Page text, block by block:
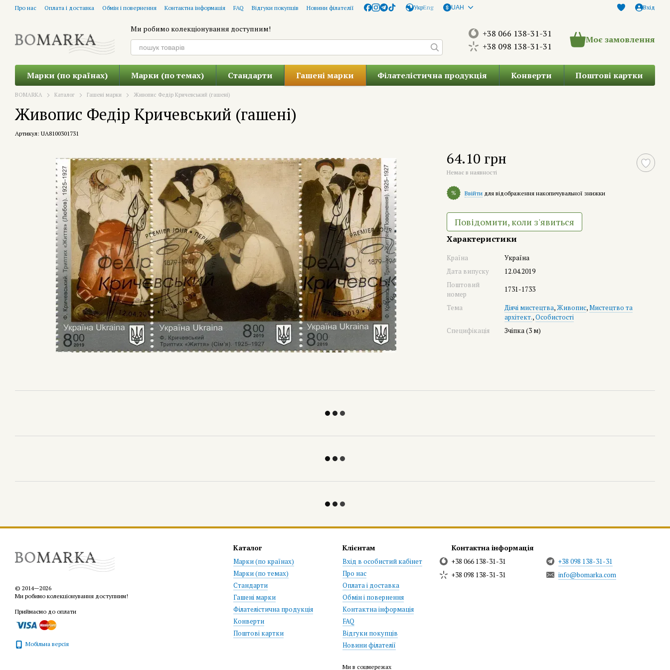
Перейти до основного контенту
Про нас Оплата і доставка Обмін і повернення Контактна інформація FAQ Відгуки покупців Новини філателії УкрEng UAH Вхід
Ми робимо колекціонування доступним!
+38 066 138-31-31
+38 098 138-31-31
Моє замовлення
Марки (по країнах) Марки (по темах) Стандарти Гашені марки Філателістична продукція Конверти Поштові картки
BOMARKA Каталог Гашені марки Живопис Федір Кричевський (гашені)
Живопис Федір Кричевський (гашені)
Артикул: UA8100301731
64.10 грн
Немає в наявності
% Ввійти для відображення накопичувальної знижки
Повідомити, коли з'явиться
Характеристики
Країна
Україна
Дата випуску
12.04.2019
Поштовий
номер
1731-1733
Тема Діячі мистецтва,Живопис,Мистецтво та
архітект.,Особистості
Специфікація
Зчіпка (3 м)
© 2014—2026
Ми робимо колекціонування доступним!
Приймаємо до оплати
Мобільна версія
Каталог
Марки (по країнах)
Марки (по темах)
Стандарти
Гашені марки
Філателістична продукція
Конверти
Поштові картки
Клієнтам
Вхід в особистий кабінет
Про нас
Оплата і доставка
Обмін і повернення
Контактна інформація
FAQ
Відгуки покупців
Новини філателії
Ми в соцмережах
Контактна інформація
+38 066 138-31-31
+38 098 138-31-31
+38 098 138-31-31
info@bomarka.com